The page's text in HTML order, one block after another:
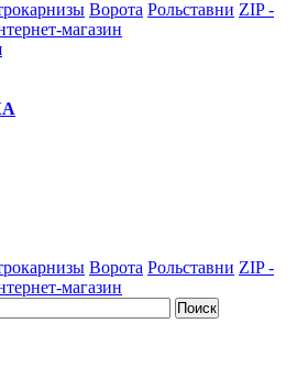
Ворота Рольставни ZIP -
магазин
Ворота Рольставни ZIP -
магазин